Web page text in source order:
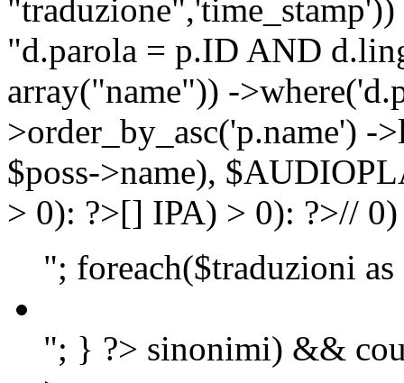
"d.parola = p.ID AND
array("name")) -
>order_by_asc('p.name')
$poss->name),
> 0): ?>[] IPA) > 0): ?>//
"; foreach($traduzioni
"; } ?> sinonimi) &&